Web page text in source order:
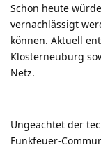
Schon heute
vernachlässigt
können. Aktuell
Klosterneuburg
Netz.
Ungeachtet der
Funkfeuer-